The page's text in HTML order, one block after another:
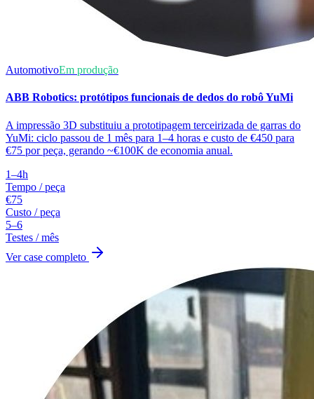
AutomotivoEm produção
ABB Robotics: protótipos funcionais de dedos do robô YuMi
A impressão 3D substituiu a prototipagem terceirizada de garras do
YuMi: ciclo passou de 1 mês para 1–4 horas e custo de €450 para
€75 por peça, gerando ~€100K de economia anual.
1–4h
Tempo / peça
€75
Custo / peça
5–6
Testes / mês
Ver case completo